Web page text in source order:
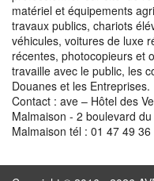
matériel et équipements
travaux publics, chariots
véhicules, voitures de luxe
récentes, photocopieurs et
travaille avec le public, les
Douanes et les Entreprises.
Contact : ave – Hôtel des
Malmaison - 2 boulevard
Malmaison tél : 01 47 49